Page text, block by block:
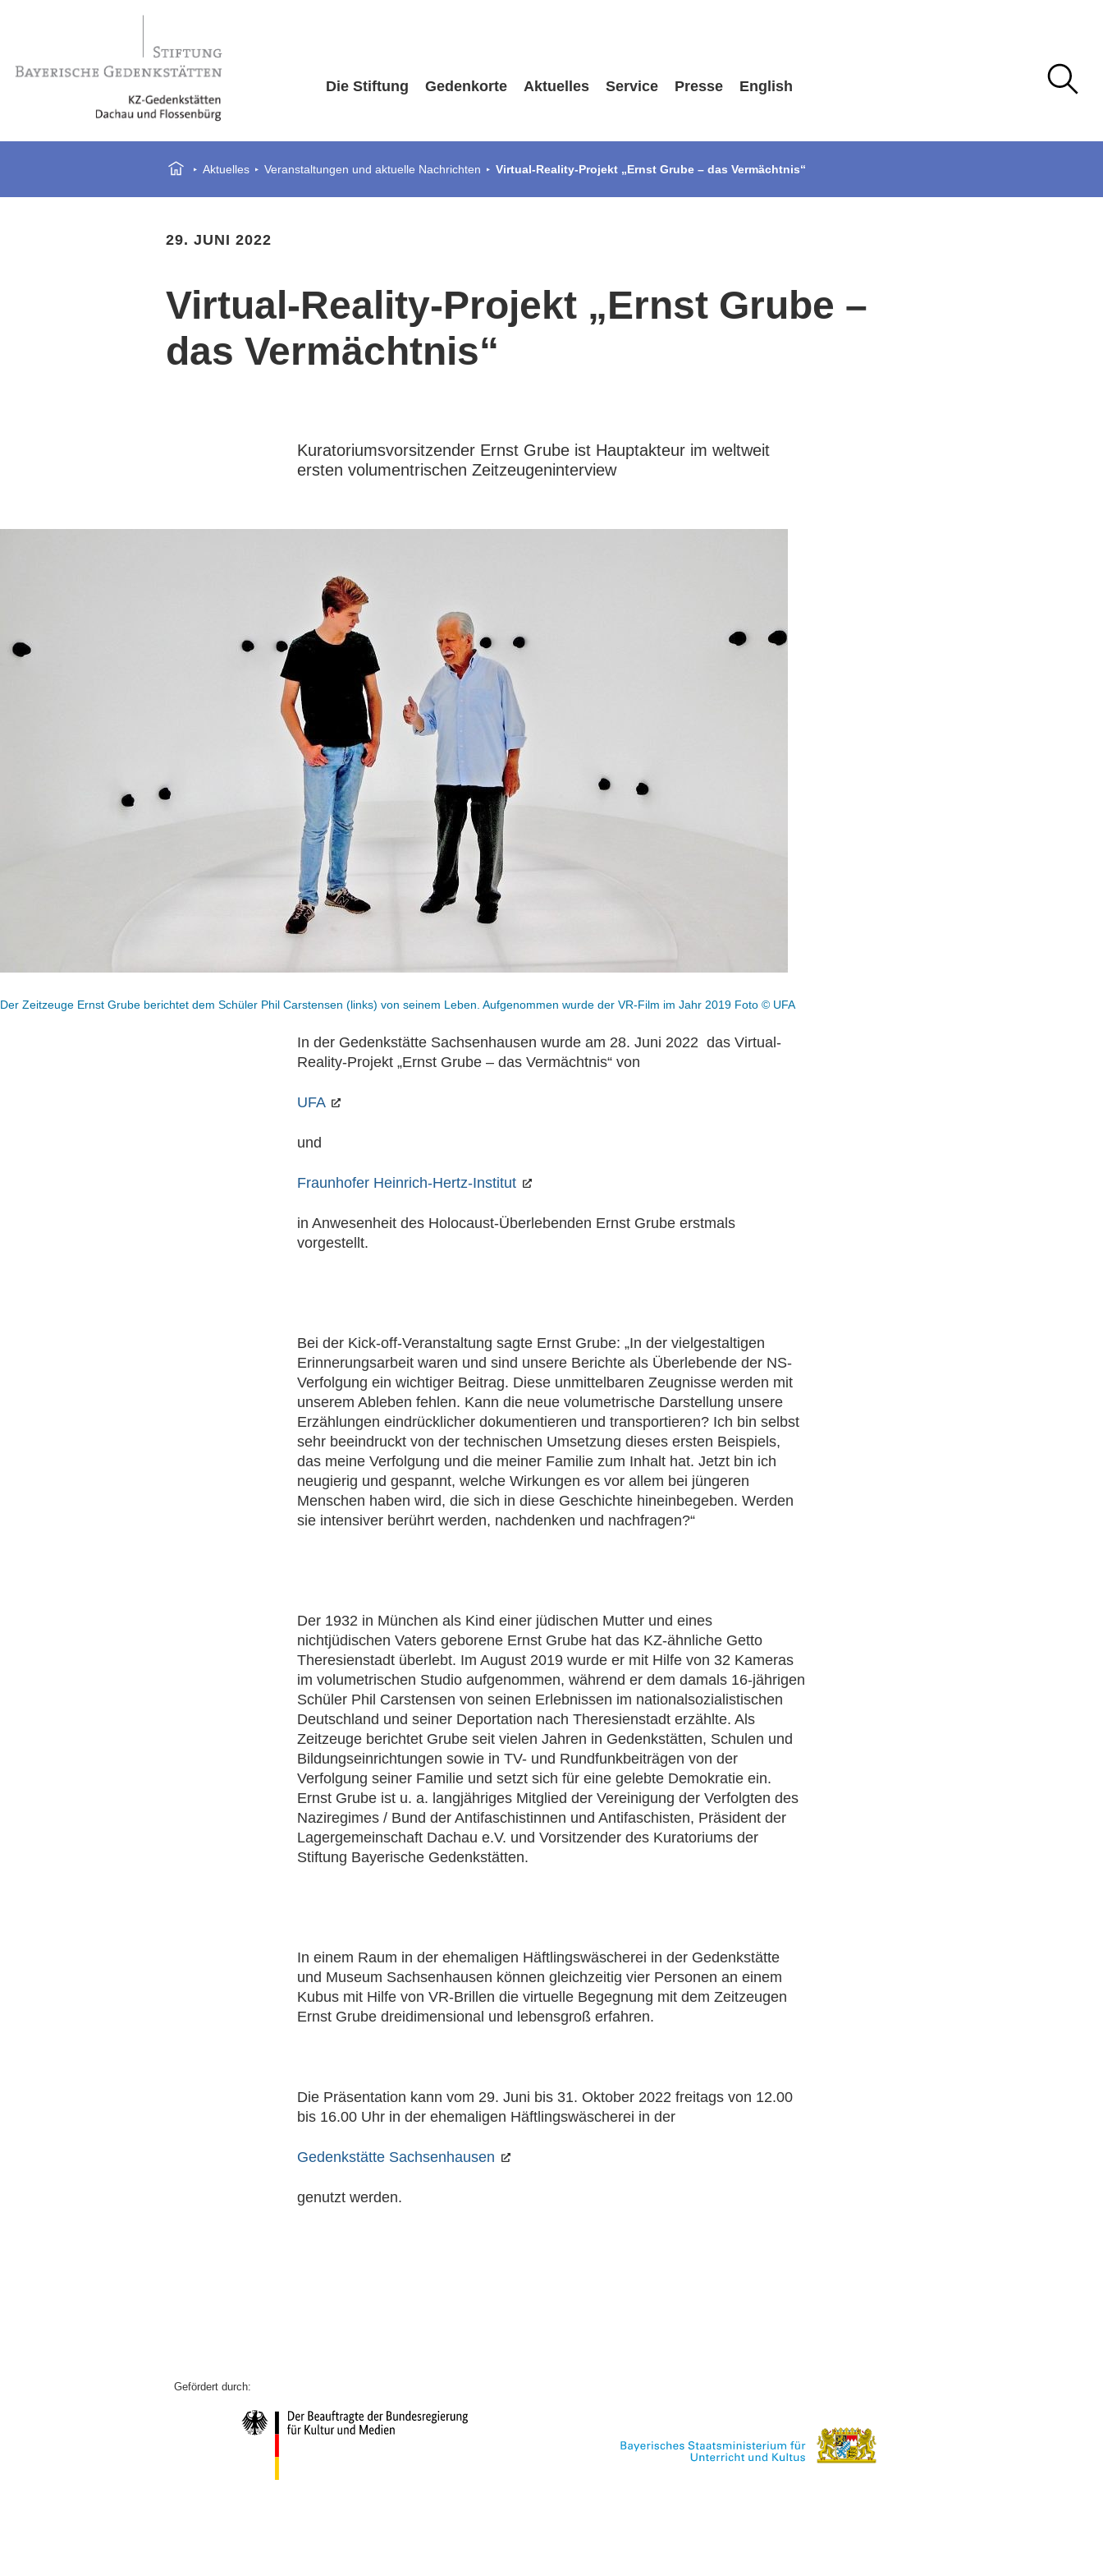
Die Stiftung Gedenkorte Aktuelles Service Presse English
Aktuelles Veranstaltungen und aktuelle Nachrichten Virtual-Reality-Projekt „Ernst Grube – das Vermächtnis“
29. JUNI 2022
Virtual-Reality-Projekt „Ernst Grube –
das Vermächtnis“
Kuratoriumsvorsitzender Ernst Grube ist Hauptakteur im weltweit
ersten volumentrischen Zeitzeugeninterview
Der Zeitzeuge Ernst Grube berichtet dem Schüler Phil Carstensen (links) von seinem Leben. Aufgenommen wurde der VR-Film im Jahr 2019 Foto © UFA
In der Gedenkstätte Sachsenhausen wurde am 28. Juni 2022 das Virtual-
Reality-Projekt „Ernst Grube – das Vermächtnis“ von
UFA
und
Fraunhofer Heinrich-Hertz-Institut
in Anwesenheit des Holocaust-Überlebenden Ernst Grube erstmals
vorgestellt.
Bei der Kick-off-Veranstaltung sagte Ernst Grube: „In der vielgestaltigen
Erinnerungsarbeit waren und sind unsere Berichte als Überlebende der NS-
Verfolgung ein wichtiger Beitrag. Diese unmittelbaren Zeugnisse werden mit
unserem Ableben fehlen. Kann die neue volumetrische Darstellung unsere
Erzählungen eindrücklicher dokumentieren und transportieren? Ich bin selbst
sehr beeindruckt von der technischen Umsetzung dieses ersten Beispiels,
das meine Verfolgung und die meiner Familie zum Inhalt hat. Jetzt bin ich
neugierig und gespannt, welche Wirkungen es vor allem bei jüngeren
Menschen haben wird, die sich in diese Geschichte hineinbegeben. Werden
sie intensiver berührt werden, nachdenken und nachfragen?“
Der 1932 in München als Kind einer jüdischen Mutter und eines
nichtjüdischen Vaters geborene Ernst Grube hat das KZ-ähnliche Getto
Theresienstadt überlebt. Im August 2019 wurde er mit Hilfe von 32 Kameras
im volumetrischen Studio aufgenommen, während er dem damals 16-jährigen
Schüler Phil Carstensen von seinen Erlebnissen im nationalsozialistischen
Deutschland und seiner Deportation nach Theresienstadt erzählte. Als
Zeitzeuge berichtet Grube seit vielen Jahren in Gedenkstätten, Schulen und
Bildungseinrichtungen sowie in TV- und Rundfunkbeiträgen von der
Verfolgung seiner Familie und setzt sich für eine gelebte Demokratie ein.
Ernst Grube ist u. a. langjähriges Mitglied der Vereinigung der Verfolgten des
Naziregimes / Bund der Antifaschistinnen und Antifaschisten, Präsident der
Lagergemeinschaft Dachau e.V. und Vorsitzender des Kuratoriums der
Stiftung Bayerische Gedenkstätten.
In einem Raum in der ehemaligen Häftlingswäscherei in der Gedenkstätte
und Museum Sachsenhausen können gleichzeitig vier Personen an einem
Kubus mit Hilfe von VR-Brillen die virtuelle Begegnung mit dem Zeitzeugen
Ernst Grube dreidimensional und lebensgroß erfahren.
Die Präsentation kann vom 29. Juni bis 31. Oktober 2022 freitags von 12.00
bis 16.00 Uhr in der ehemaligen Häftlingswäscherei in der
Gedenkstätte Sachsenhausen
genutzt werden.